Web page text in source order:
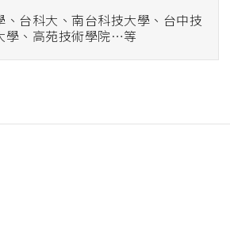
台科大、南台科技大學、台中技
學、高苑技術學院…等